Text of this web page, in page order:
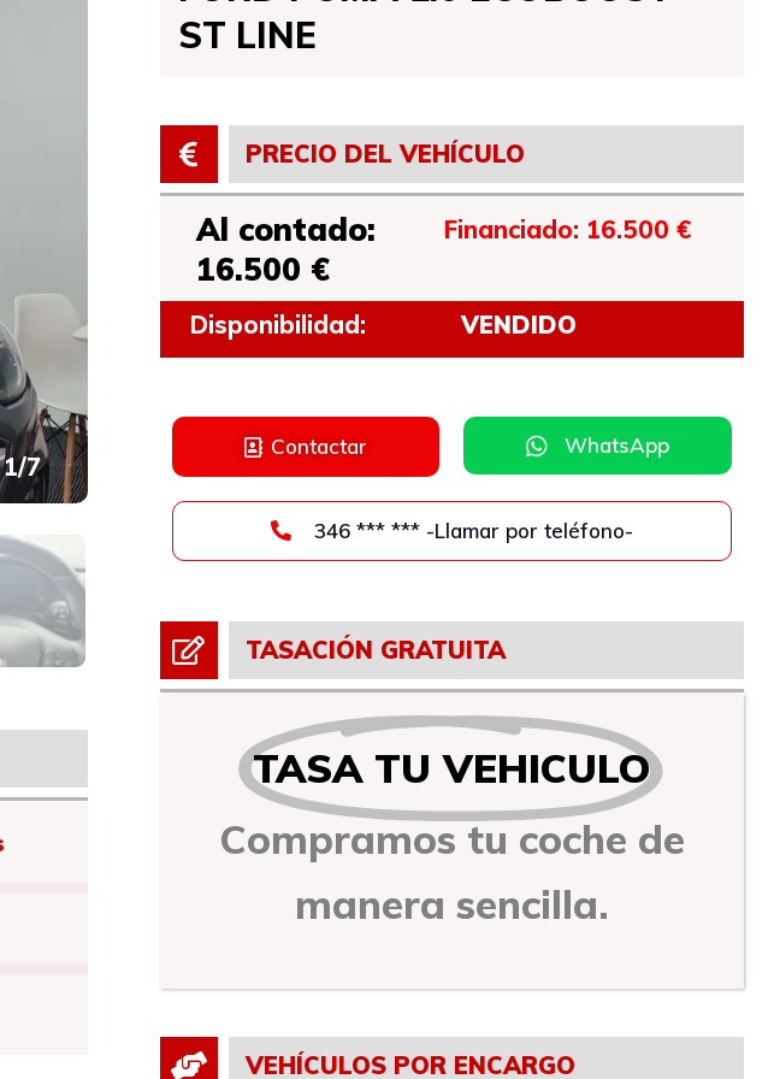
1/7
ST LINE
PRECIO DEL VEHÍCULO
Al contado:
16.500 €
Financiado: 16.500 €
Disponibilidad: VENDIDO
Contactar WhatsApp
346 *** *** -Llamar por teléfono-
TASACIÓN GRATUITA
TASA TU VEHICULO
Compramos tu coche de
manera sencilla.
VEHÍCULOS POR ENCARGO